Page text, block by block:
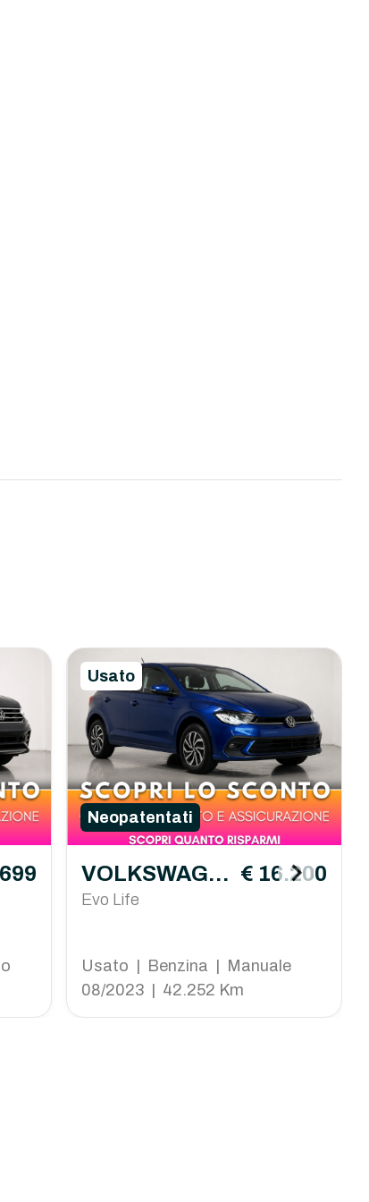
Usato
Neopatentati
VOLKSWAGE
N Polo
Evo Life
€ 16.200
Usato | Benzina | Manuale
08/2023 | 42.252 Km